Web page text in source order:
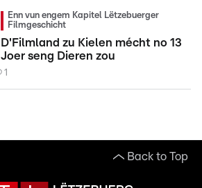
Enn vun engem Kapitel Lëtzebuerger
Filmgeschicht
D'Filmland zu Kielen mécht no 13
Joer seng Dieren zou
1
Back to Top